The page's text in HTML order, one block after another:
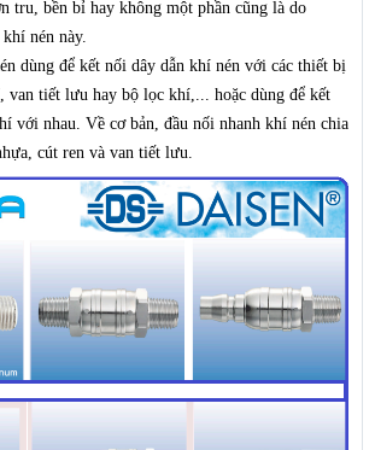
tru, bền bỉ hay không một phần cũng là do
nén này.
dùng để kết nối dây dẫn khí nén với các thiết bị
van tiết lưu hay bộ lọc khí,... hoặc dùng để kết
với nhau. Về cơ bản, đầu nối nhanh khí nén chia
cút ren và van tiết lưu.